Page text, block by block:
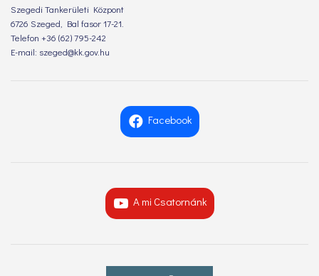
Szegedi Tankerületi Központ
6726 Szeged, Bal fasor 17-21.
Telefon +36 (62) 795-242
E-mail: szeged@kk.gov.hu
Facebook
A mi Csatornánk